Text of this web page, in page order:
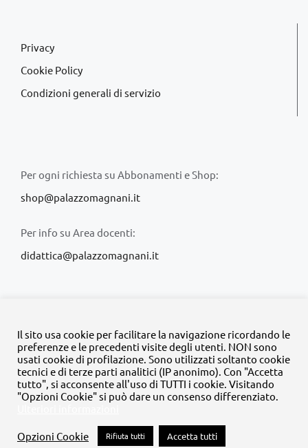
Privacy
Cookie Policy
Condizioni generali di servizio
Per ogni richiesta su Abbonamenti e Shop:
shop@palazzomagnani.it
Per info su Area docenti:
didattica@palazzomagnani.it
© Copyright 2020 -2026 | Tutti i diritti riservati | MyFpm è un
progetto dellaFondazione Palazzo Magnani
FacebookInstagram
TwitterLinkedInYouTube
Il sito usa cookie per facilitare la navigazione ricordando le
preferenze e le precedenti visite degli utenti. NON sono
usati cookie di profilazione. Sono utilizzati soltanto cookie
tecnici e di terze parti analitici (IP anonimo). Con "Accetta
tutto", si acconsente all'uso di TUTTI i cookie. Visitando
"Opzioni Cookie" si può dare un consenso differenziato.
Opzioni Cookie Rifiuta tutti Accetta tutti